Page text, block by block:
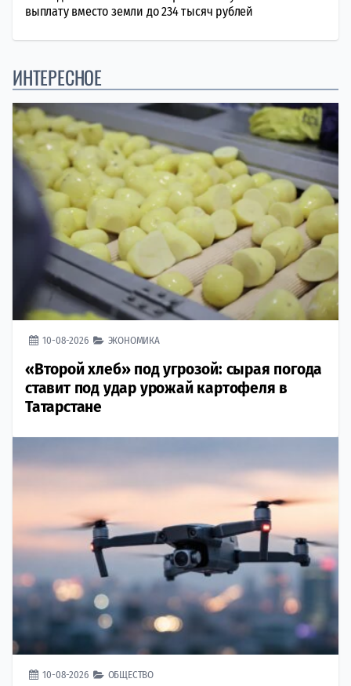
выплату вместо земли до 234 тысяч рублей
ИНТЕРЕСНОЕ
10-08-2026 ЭКОНОМИКА
«Второй хлеб» под угрозой: сырая погода
ставит под удар урожай картофеля в
Татарстане
10-08-2026 ОБЩЕСТВО